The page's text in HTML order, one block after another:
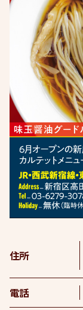
住所
電話